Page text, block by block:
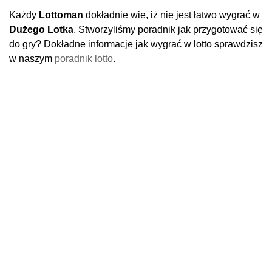
Każdy Lottoman dokładnie wie, iż nie jest łatwo wygrać w
Dużego Lotka. Stworzyliśmy poradnik jak przygotować się
do gry? Dokładne informacje jak wygrać w lotto sprawdzisz
w naszym poradnik lotto.